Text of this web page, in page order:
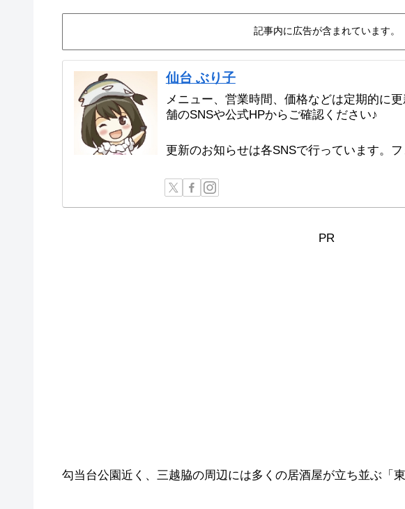
記事内に広告が含まれています。
仙台 ぶり子
メニュー、営業時間、価格などは定期的に
舗のSNSや公式HPからご確認ください♪
更新のお知らせは各SNSで行っています。
PR
勾当台公園近く、三越脇の周辺には多くの居酒屋が立ち並ぶ「